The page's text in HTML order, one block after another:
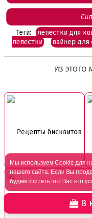
В
Теги:
лепестки для
лепестки
вайнер для
ИЗ
Рецепты бисквитов
Рецепты пирожных и
Мы используем Cookie для
нашего сайта. Если Вы
будем считать что Вас это